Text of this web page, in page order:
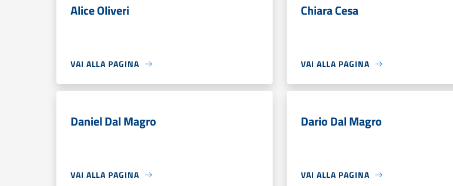
Alice Oliveri
VAI ALLA PAGINA
Chiara Cesa
VAI ALLA PAGINA
Daniel Dal Magro
VAI ALLA PAGINA
Dario Dal Magro
VAI ALLA PAGINA